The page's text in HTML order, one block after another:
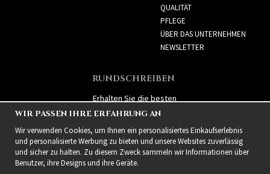
QUALITÄT
PFLEGE
ÜBER DAS UNTERNEHMEN
NEWSLETTER
RUNDSCHREIBEN
Erhalten Sie die besten
Angebote und spannende
neue Produkte!
WIR PASSEN IHRE ERFAHRUNG AN
Wir verwenden Cookies, um Ihnen ein personalisiertes Einkaufserlebnis
und personalisierte Werbung zu bieten und unsere Websites zuverlässig
und sicher zu halten. Zu diesem Zweck sammeln wir Informationen über
Benutzer, ihre Designs und ihre Geräte.